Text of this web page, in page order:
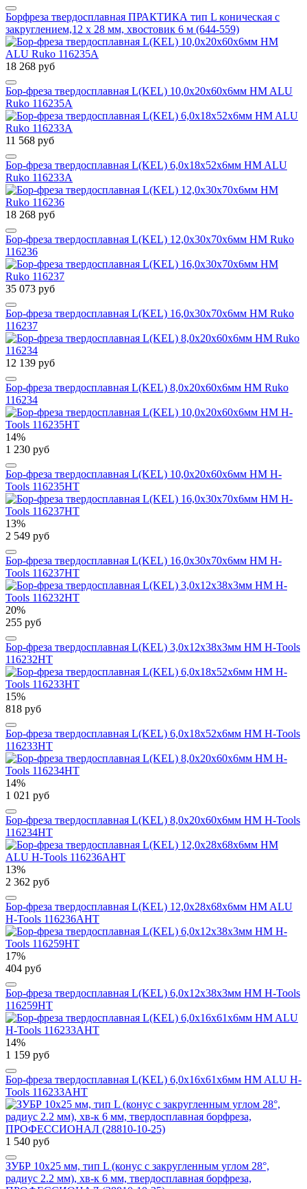
Борфреза твердосплавная ПРАКТИКА тип L коническая с
закруглением,12 х 28 мм, хвостовик 6 м (644-559)
18 268 руб
Бор-фреза твердосплавная L(KEL) 10,0x20x60x6мм HM ALU
Ruko 116235A
11 568 руб
Бор-фреза твердосплавная L(KEL) 6,0x18x52x6мм HM ALU
Ruko 116233A
18 268 руб
Бор-фреза твердосплавная L(KEL) 12,0x30x70x6мм HM Ruko
116236
35 073 руб
Бор-фреза твердосплавная L(KEL) 16,0x30x70x6мм HM Ruko
116237
12 139 руб
Бор-фреза твердосплавная L(KEL) 8,0x20x60x6мм HM Ruko
116234
14%
1 230 руб
Бор-фреза твердосплавная L(KEL) 10,0x20x60x6мм HM H-
Tools 116235HT
13%
2 549 руб
Бор-фреза твердосплавная L(KEL) 16,0x30x70x6мм HM H-
Tools 116237HT
20%
255 руб
Бор-фреза твердосплавная L(KEL) 3,0x12x38x3мм HM H-Tools
116232HT
15%
818 руб
Бор-фреза твердосплавная L(KEL) 6,0x18x52x6мм HM H-Tools
116233HT
14%
1 021 руб
Бор-фреза твердосплавная L(KEL) 8,0x20x60x6мм HM H-Tools
116234HT
13%
2 362 руб
Бор-фреза твердосплавная L(KEL) 12,0x28x68x6мм HM ALU
H-Tools 116236AHT
17%
404 руб
Бор-фреза твердосплавная L(KEL) 6,0x12x38x3мм HM H-Tools
116259HT
14%
1 159 руб
Бор-фреза твердосплавная L(KEL) 6,0x16x61x6мм HM ALU H-
Tools 116233AHT
1 540 руб
ЗУБР 10х25 мм, тип L (конус с закругленным углом 28°,
радиус 2.2 мм), хв-к 6 мм, твердосплавная борфреза,